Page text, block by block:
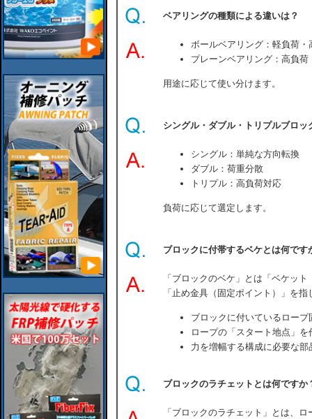
ベアリングの種類による違いは？
ボールベアリング：軽負荷・
プレーンベアリング：高負荷
用途に応じて使い分けます。
シングル・ダブル・トリプルブロッ
シングル：単純な方向転換
ダブル：荷重分散
トリプル：高負荷対応
負荷に応じて選定します。
ブロックに付帯するベケとは何です
「ブロックのベケ」とは「ベケッ
「止め金具（固定ポイント）」を指
ブロックに付いているロー
ロープの「スタート地点」を
力を増幅する構成に必要な部
ブロックのラチェットとは何ですか
「ブロックのラチェット」とは、